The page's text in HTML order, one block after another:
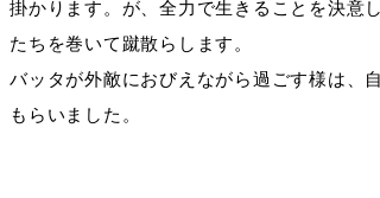
掛かります。が、全力で生きることを決意
たちを巻いて蹴散らします。
バッタが外敵におびえながら過ごす様は、
もらいました。